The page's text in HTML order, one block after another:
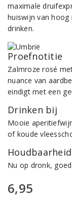
maximale
huiswijn van hoog
drinken.
Proefnotitie
Zalmroze rosé
nuance van
eindigt met een
Drinken bij
Mooie
of koude
Houdbaarheid
Nu op dronk,
6,95